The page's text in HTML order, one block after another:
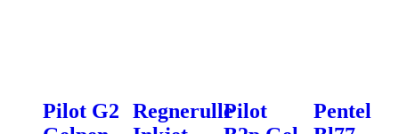
Pilot G2
RegnerullePilot
Pentel